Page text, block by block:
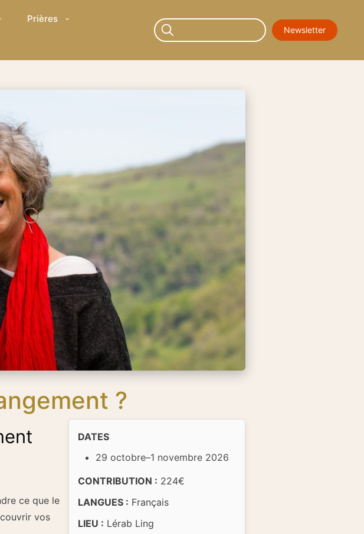
Prières
Newsletter
?
ce que le
vos
DATES
29 octobre–1 novembre 2026
CONTRIBUTION : 224€
LANGUES : Français
LIEU : Lérab Ling